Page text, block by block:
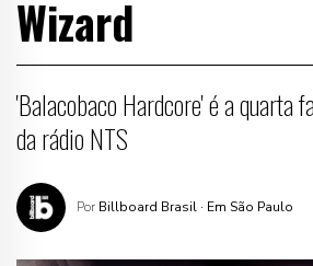
Wizard
'Balacobaco Hardcore' é a quarta
da rádio NTS
Por Billboard Brasil · Em São Paulo